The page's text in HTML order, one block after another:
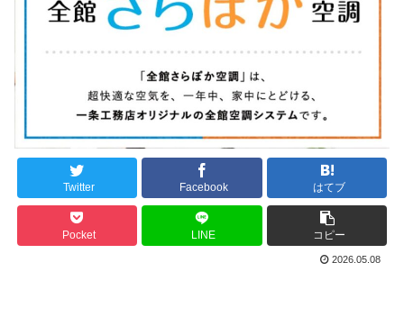
Twitter Facebook はてブ
Pocket LINE コピー
2026.05.08